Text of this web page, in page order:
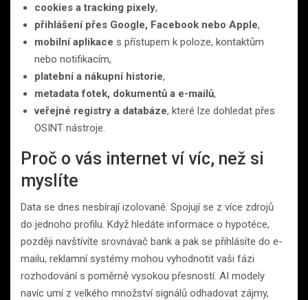
cookies a tracking pixely,
přihlášení přes Google, Facebook nebo Apple,
mobilní aplikace s přístupem k poloze, kontaktům
nebo notifikacím,
platební a nákupní historie,
metadata fotek, dokumentů a e-mailů,
veřejné registry a databáze, které lze dohledat přes
OSINT nástroje.
Proč o vás internet ví víc, než si
myslíte
Data se dnes nesbírají izolovaně. Spojují se z více zdrojů
do jednoho profilu. Když hledáte informace o hypotéce,
později navštívíte srovnávač bank a pak se přihlásíte do e-
mailu, reklamní systémy mohou vyhodnotit vaši fázi
rozhodování s poměrně vysokou přesností. AI modely
navíc umí z velkého množství signálů odhadovat zájmy,